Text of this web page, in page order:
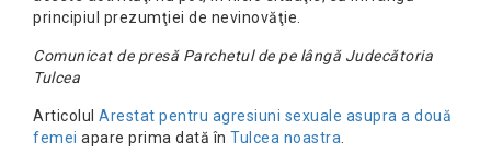
principiul prezumţiei de nevinovăţie.
Comunicat de presă Parchetul de pe lângă Judecătoria
Tulcea
Articolul Arestat pentru agresiuni sexuale asupra a două
femei apare prima dată în Tulcea noastra.